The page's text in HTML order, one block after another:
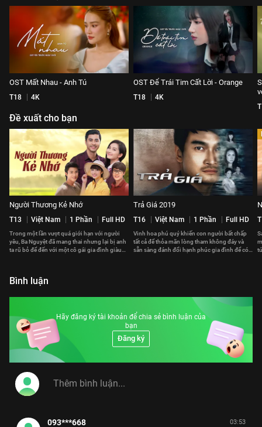
OST Mất Nhau - Anh Tú
T18 4K
OST Để Trái Tim Cất Lời - Orange
T18 4K
Đề xuất cho bạn
Người Thương Kẻ Nhớ
T13 Việt Nam 1 Phần Full HD
Trong một lần vượt quá giới hạn với người
yêu, Ba Nguyệt đã mang thai nhưng lại bị anh
ta rũ bỏ để đến với một cô gái gia đình giàu
Trả Giá 2019
T16 Việt Nam 1 Phần Full HD
Vinh hoa phú quý khiến con người bất chấp
tất cả để thỏa mãn lòng tham không đáy và
sẵn sàng đánh đổi hạnh phúc gia đình để có
Bình luận
Hãy đăng ký tài khoản để chia sẻ bình luận của
bạn
Đăng ký
093***668 03:53